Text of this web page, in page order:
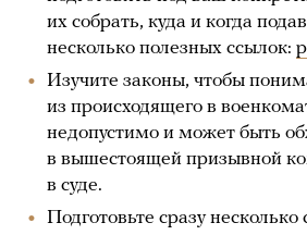
их собрать, куда и когда
несколько полезных ссылок:
Изучите законы, чтобы
из происходящего в
недопустимо и может быть
в вышестоящей призывной
в суде.
Подготовьте сразу несколько